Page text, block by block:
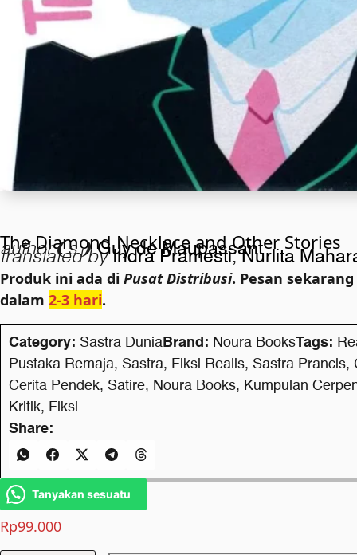
The Diamond Necklace and Other Stories
author❨s❩ Guy de Maupassant
translated by Indra Pramesti,Nurlita
Rp99.000
Produk ini ada di Pusat Distribusi. Pesan
dalam 2-3 hari.
Category: Sastra Dunia Brand: Noura BooksTags:
Pustaka Remaja, Sastra, Fiksi Realis, Sastra Prancis,
Cerita Pendek, Satire, Noura Books, Kumpulan
Kritik, Fiksi
Share:
Tanyakan sesuatu